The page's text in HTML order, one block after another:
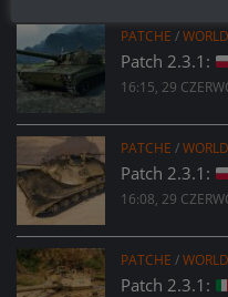
PATCHE /
Patch 2.3.1:
16:15, 29
PATCHE /
Patch 2.3.1:
16:08, 29
PATCHE /
Patch 2.3.1: